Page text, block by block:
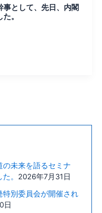
として、先日、内閣
。
未来を語るセミナ
。
2026年7月31日
特別委員会が開催され
日